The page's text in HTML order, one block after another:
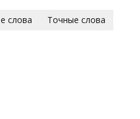
слова Точные слова